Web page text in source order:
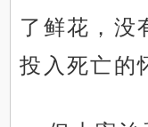
了鲜花，没
投入死亡的